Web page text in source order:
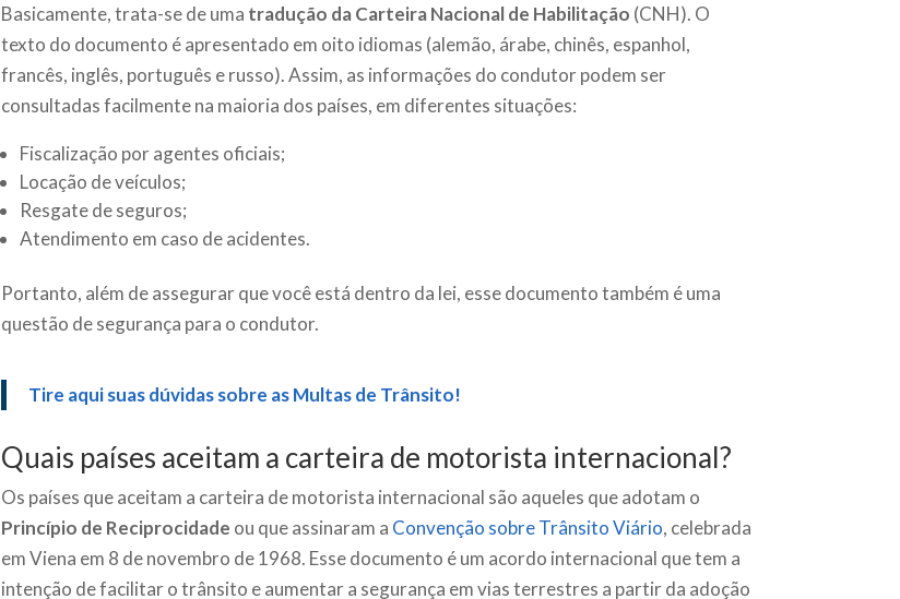
Basicamente, trata-se de uma tradução da Carteira Nacional de Habilitação (CNH). O
texto do documento é apresentado em oito idiomas (alemão, árabe, chinês, espanhol,
francês, inglês, português e russo). Assim, as informações do condutor podem ser
consultadas facilmente na maioria dos países, em diferentes situações:
Fiscalização por agentes oficiais;
Locação de veículos;
Resgate de seguros;
Atendimento em caso de acidentes.
Portanto, além de assegurar que você está dentro da lei, esse documento também é uma
questão de segurança para o condutor.
Tire aqui suas dúvidas sobre as Multas de Trânsito!
Quais países aceitam a carteira de motorista internacional?
Os países que aceitam a carteira de motorista internacional são aqueles que adotam o
Princípio de Reciprocidade ou que assinaram a Convenção sobre Trânsito Viário, celebrada
em Viena em 8 de novembro de 1968. Esse documento é um acordo internacional que tem a
intenção de facilitar o trânsito e aumentar a segurança em vias terrestres a partir da adoção